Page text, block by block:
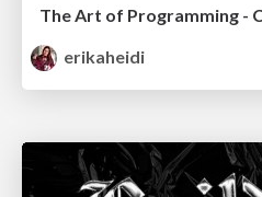
The Art of Programming -
erikaheidi